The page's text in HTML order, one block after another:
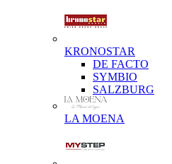
KRONOSTAR
DE FACTO
SYMBIO
SALZBURG
LA MOENA